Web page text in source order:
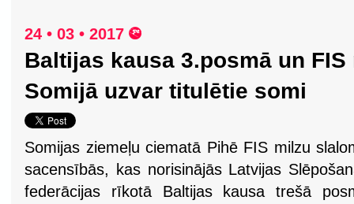
24 • 03 • 2017
Baltijas kausa 3.posmā un
Somijā uzvar titulētie somi
Somijas ziemeļu ciematā Pihē FIS milzu
sacensībās, kas norisinājās Latvijas
federācijas rīkotā Baltijas kausa trešā